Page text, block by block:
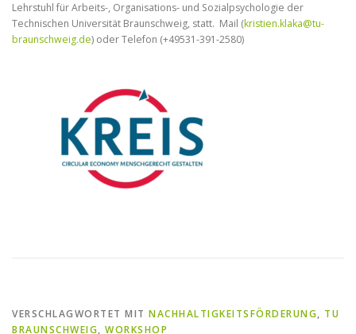
Lehrstuhl für Arbeits-, Organisations- und Sozialpsychologie der
Technischen Universität Braunschweig, statt. Mail (kristien.klaka@tu-
braunschweig.de) oder Telefon (+49531-391-2580)
VERSCHLAGWORTET MIT NACHHALTIGKEITSFÖRDERUNG, TU
BRAUNSCHWEIG, WORKSHOP